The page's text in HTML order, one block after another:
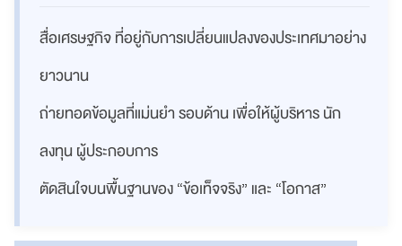
สื่อเศรษฐกิจ ที่อยู่กับการเปลี่ยนแปลงของประเทศมาอย่าง
ยาวนาน
ถ่ายทอดข้อมูลที่แม่นยำ รอบด้าน เพื่อให้ผู้บริหาร นัก
ลงทุน ผู้ประกอบการ
ตัดสินใจบนพื้นฐานของ “ข้อเท็จจริง” และ “โอกาส”